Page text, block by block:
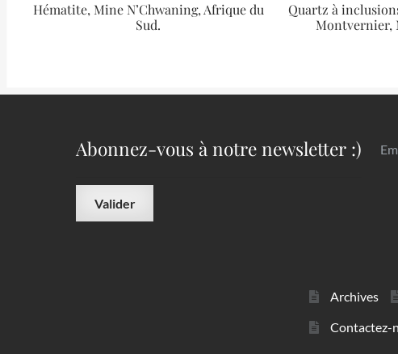
Hématite, Mine N’Chwaning, Afrique du
Sud.
Quartz à
Montvernier,
Abonnez-vous à notre newsletter :)
Archives
Contactez-